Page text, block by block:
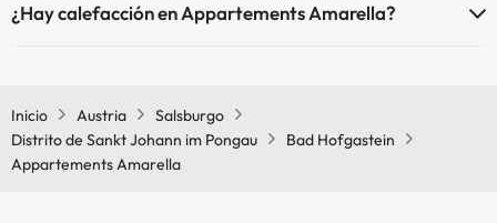
(algunas pueden ser de pago).
¿Hay calefacción en Appartements Amarella?
Inicio Austria
Salsburgo
Distrito de Sankt Johann im Pongau
Bad Hofgastein
Appartements Amarella